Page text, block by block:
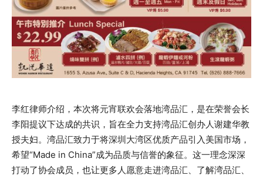
李红律师介绍，本次将元宵联欢会落地湾品汇，是在荣誉会长
李阳提议下达成的共识，旨在全力支持湾品汇创办人谢建华教
授夫妇。湾品汇致力于将深圳大湾区优质产品引入美国市场，
希望“Made in China”成为品质与信誉的象征。这一理念深深
打动了协会成员，也让更多人愿意走进湾品汇、了解湾品汇、